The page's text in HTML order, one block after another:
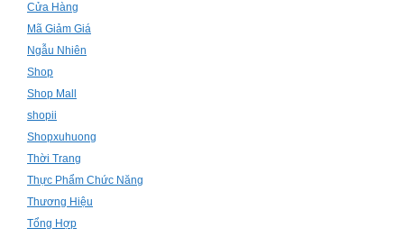
Cửa Hàng
Mã Giảm Giá
Ngẫu Nhiên
Shop
Shop Mall
shopii
Shopxuhuong
Thời Trang
Thực Phẩm Chức Năng
Thương Hiệu
Tổng Hợp